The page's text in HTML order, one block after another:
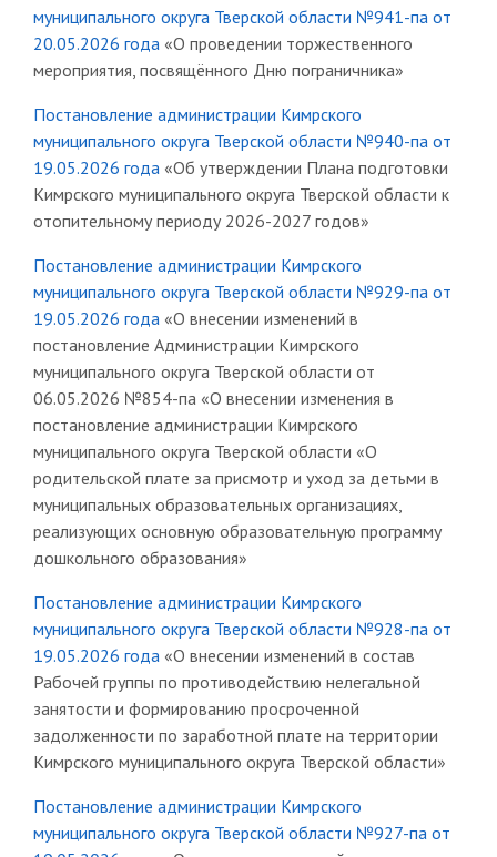
муниципального округа Тверской области №941-па от
20.05.2026 года «О проведении торжественного
мероприятия, посвящённого Дню пограничника»
Постановление администрации Кимрского
муниципального округа Тверской области №940-па от
19.05.2026 года «Об утверждении Плана подготовки
Кимрского муниципального округа Тверской области к
отопительному периоду 2026-2027 годов»
Постановление администрации Кимрского
муниципального округа Тверской области №929-па от
19.05.2026 года «О внесении изменений в
постановление Администрации Кимрского
муниципального округа Тверской области от
06.05.2026 №854-па «О внесении изменения в
постановление администрации Кимрского
муниципального округа Тверской области «О
родительской плате за присмотр и уход за детьми в
муниципальных образовательных организациях,
реализующих основную образовательную программу
дошкольного образования»
Постановление администрации Кимрского
муниципального округа Тверской области №928-па от
19.05.2026 года «О внесении изменений в состав
Рабочей группы по противодействию нелегальной
занятости и формированию просроченной
задолженности по заработной плате на территории
Кимрского муниципального округа Тверской области»
Постановление администрации Кимрского
муниципального округа Тверской области №927-па от